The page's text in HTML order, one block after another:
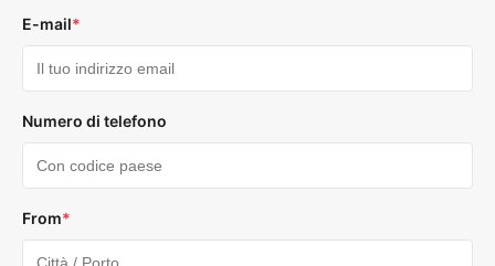
E-mail*
Numero di telefono
From*